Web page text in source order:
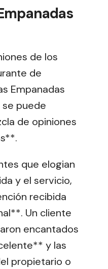
de los
de
Empanadas
se puede
de opiniones
que elogian
y el servicio,
recibida
Un cliente
encantados
y las
propietario o